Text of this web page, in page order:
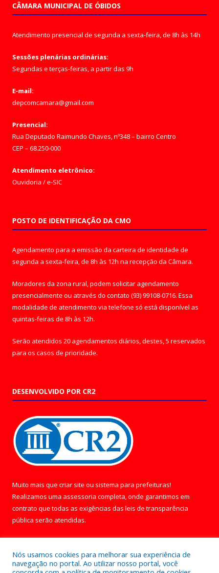
CÂMARA MUNICIPAL DE ÓBIDOS
Atendimento presencial de segunda a sexta-feira, de 8h às 14h
Sessões plenárias ordinárias:
Segundas e terças-feiras, a partir das 9h
E-mail:
depcomcamara@gmail.com
Presencial:
Rua Deputado Raimundo Chaves, nº348 – bairro Centro
CEP – 68.250-000
Atendimento eletrônico:
Ouvidoria /e-SIC
POSTO DE IDENTIFICAÇÃO DA CMO
Agendamento para a emissão da carteira de identidade de
segunda a sexta-feira, de 8h às 12h na recepção da Câmara.
Moradores da zona rural, podem solicitar agendamento
presencialmente ou através do contato (93) 99108-0716. Essa
modalidade de atendimento via telefone só está disponível as
quintas-feiras de 8h às 12h.
Serão atendidos 20 agendamentos diários, destes, 5 reservados
para os casos de prioridade.
DESENVOLVIDO POR CR2
Muito mais que criar site ou sistema para prefeituras!
Realizamos uma assessoria completa, onde garantimos em
contrato que todas as exigências das leis de transparência
pública serão atendidas.
Nós usamos cookies para melhorar sua experiência de
navegação no portal. Ao utilizar nosso portal, você